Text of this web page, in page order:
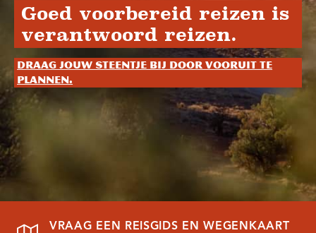
Goed voorbereid reizen is
verantwoord reizen.
Draag jouw steentje bij door vooruit te
plannen.
VRAAG EEN REISGIDS EN WEGENKAART